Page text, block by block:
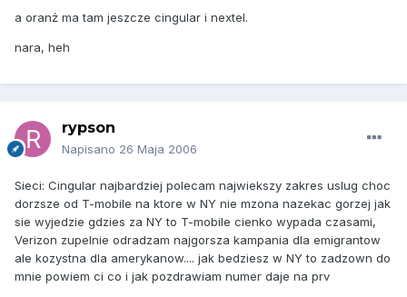
a oranż ma tam jeszcze cingular i nextel.
nara, heh
rypson
Napisano 26 Maja 2006
Sieci: Cingular najbardziej polecam najwiekszy zakres uslug choc
dorzsze od T-mobile na ktore w NY nie mzona nazekac gorzej jak
sie wyjedzie gdzies za NY to T-mobile cienko wypada czasami,
Verizon zupelnie odradzam najgorsza kampania dla emigrantow
ale kozystna dla amerykanow.... jak bedziesz w NY to zadzown do
mnie powiem ci co i jak pozdrawiam numer daje na prv